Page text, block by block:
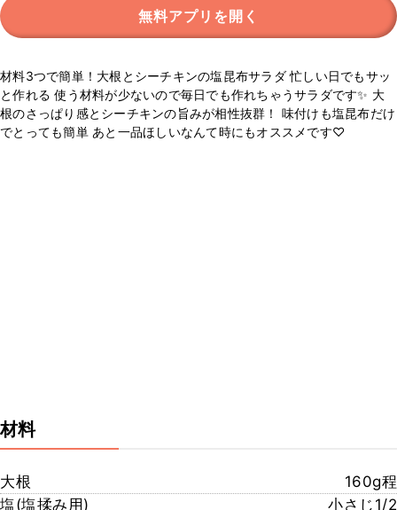
無料アプリを開く
材料3つで簡単！大根とシーチキンの塩昆布サラダ 忙しい日でもサッ
と作れる 使う材料が少ないので毎日でも作れちゃうサラダです✨ 大
根のさっぱり感とシーチキンの旨みが相性抜群！ 味付けも塩昆布だけ
でとっても簡単 あと一品ほしいなんて時にもオススメです♡
材料
大根
160g程
塩(塩揉み用)
小さじ1/2